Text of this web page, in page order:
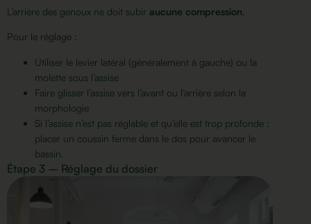
L’arrière des genoux ne doit subir aucune compression
Pour le réglage :
Utiliser le levier latéral (généralement à gauche) ou la
molette sous l’assise
Faire glisser l’assise vers l’avant ou l’arrière selon la
morphologie
Si l’assise n’est pas réglable et qu’elle est trop profonde :
placer un coussin ferme dans le dos pour avancer le
bassin.
Étape 3 – Réglage du dossier